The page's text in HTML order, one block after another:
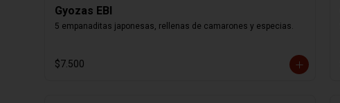
Gyozas EBI
5 empanaditas japonesas, rellenas de camarones y especias.
$7.500